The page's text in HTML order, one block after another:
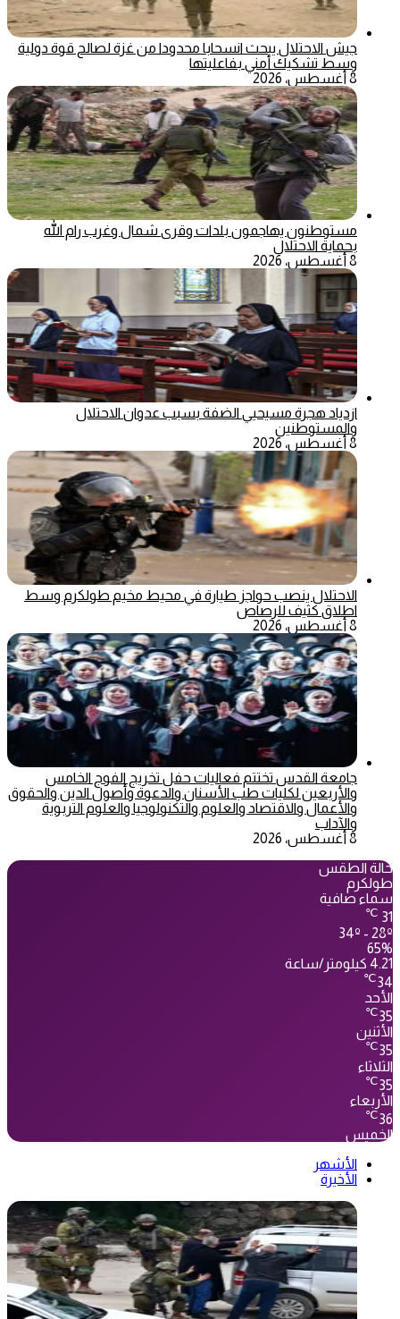
جيش الاحتلال يبحث انسحابا محدودا من غزة لصالح قوة دولية
وسط تشكيك أمني بفاعليتها
8 أغسطس، 2026
مستوطنون يهاجمون بلدات وقرى شمال وغرب رام الله
بحماية الاحتلال
8 أغسطس، 2026
ازدياد هجرة مسيحيي الضفة بسبب عدوان الاحتلال
والمستوطنين
8 أغسطس، 2026
الاحتلال ينصب حواجز طيارة في محيط مخيم طولكرم وسط
اطلاق كثيف للرصاص
8 أغسطس، 2026
جامعة القدس تختتم فعاليات حفل تخريج الفوج الخامس
والأربعين لكليات طب الأسنان والدعوة وأصول الدين والحقوق
والأعمال والاقتصاد والعلوم والتكنولوجيا والعلوم التربوية
والآداب
8 أغسطس، 2026
حالة الطقس
طولكرم
سماء صافية
31
℃
34º - 28º
65%
4.21 كيلومتر/ساعة
34
℃
الأحد
35
℃
الأثنين
35
℃
الثلاثاء
35
℃
الأربعاء
36
℃
الخميس
الأشهر
الأخيرة